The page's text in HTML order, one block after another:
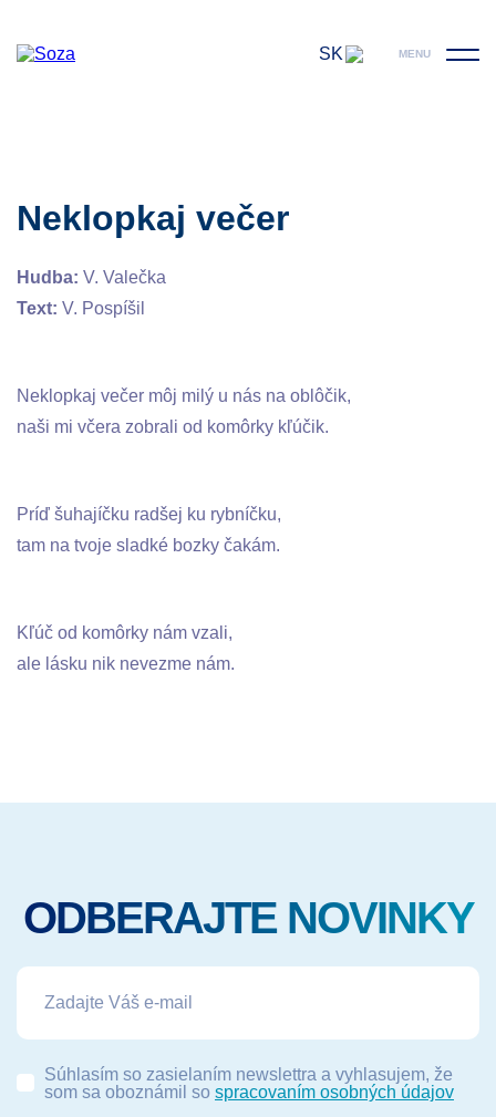
SK MENU
Neklopkaj večer
Hudba: V. Valečka
Text: V. Pospíšil
Neklopkaj večer môj milý u nás na oblôčik,
naši mi včera zobrali od komôrky kľúčik.
Príď šuhajíčku radšej ku rybníčku,
tam na tvoje sladké bozky čakám.
Kľúč od komôrky nám vzali,
ale lásku nik nevezme nám.
ODBERAJTE NOVINKY
Súhlasím so zasielaním newslettra a vyhlasujem, že
som sa oboznámil so spracovaním osobných údajov